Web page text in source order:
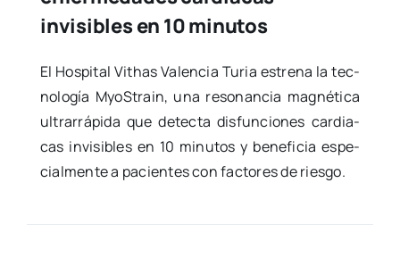
invisibles en 10 minutos
El Hos­pi­tal Vithas Valen­cia Turia estre­na la tec­
no­lo­gía MyoS­train, una reso­nan­cia mag­né­ti­ca
ultra­rrá­pi­da que detec­ta dis­fun­cio­nes car­dia­
cas invi­si­bles en 10 minu­tos y bene­fi­cia espe­
cial­men­te a pacien­tes con fac­to­res de ries­go.